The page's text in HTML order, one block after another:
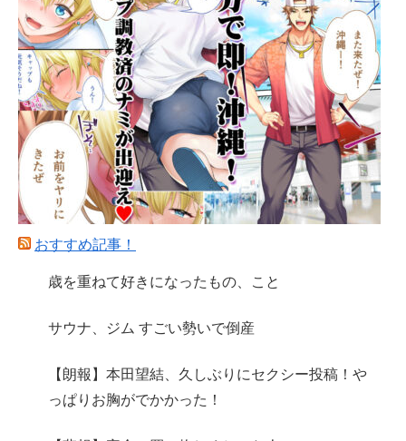
おすすめ記事！
歳を重ねて好きになったもの、こと
サウナ、ジム すごい勢いで倒産
【朗報】本田望結、久しぶりにセクシー投稿！や
っぱりお胸がでかかった！